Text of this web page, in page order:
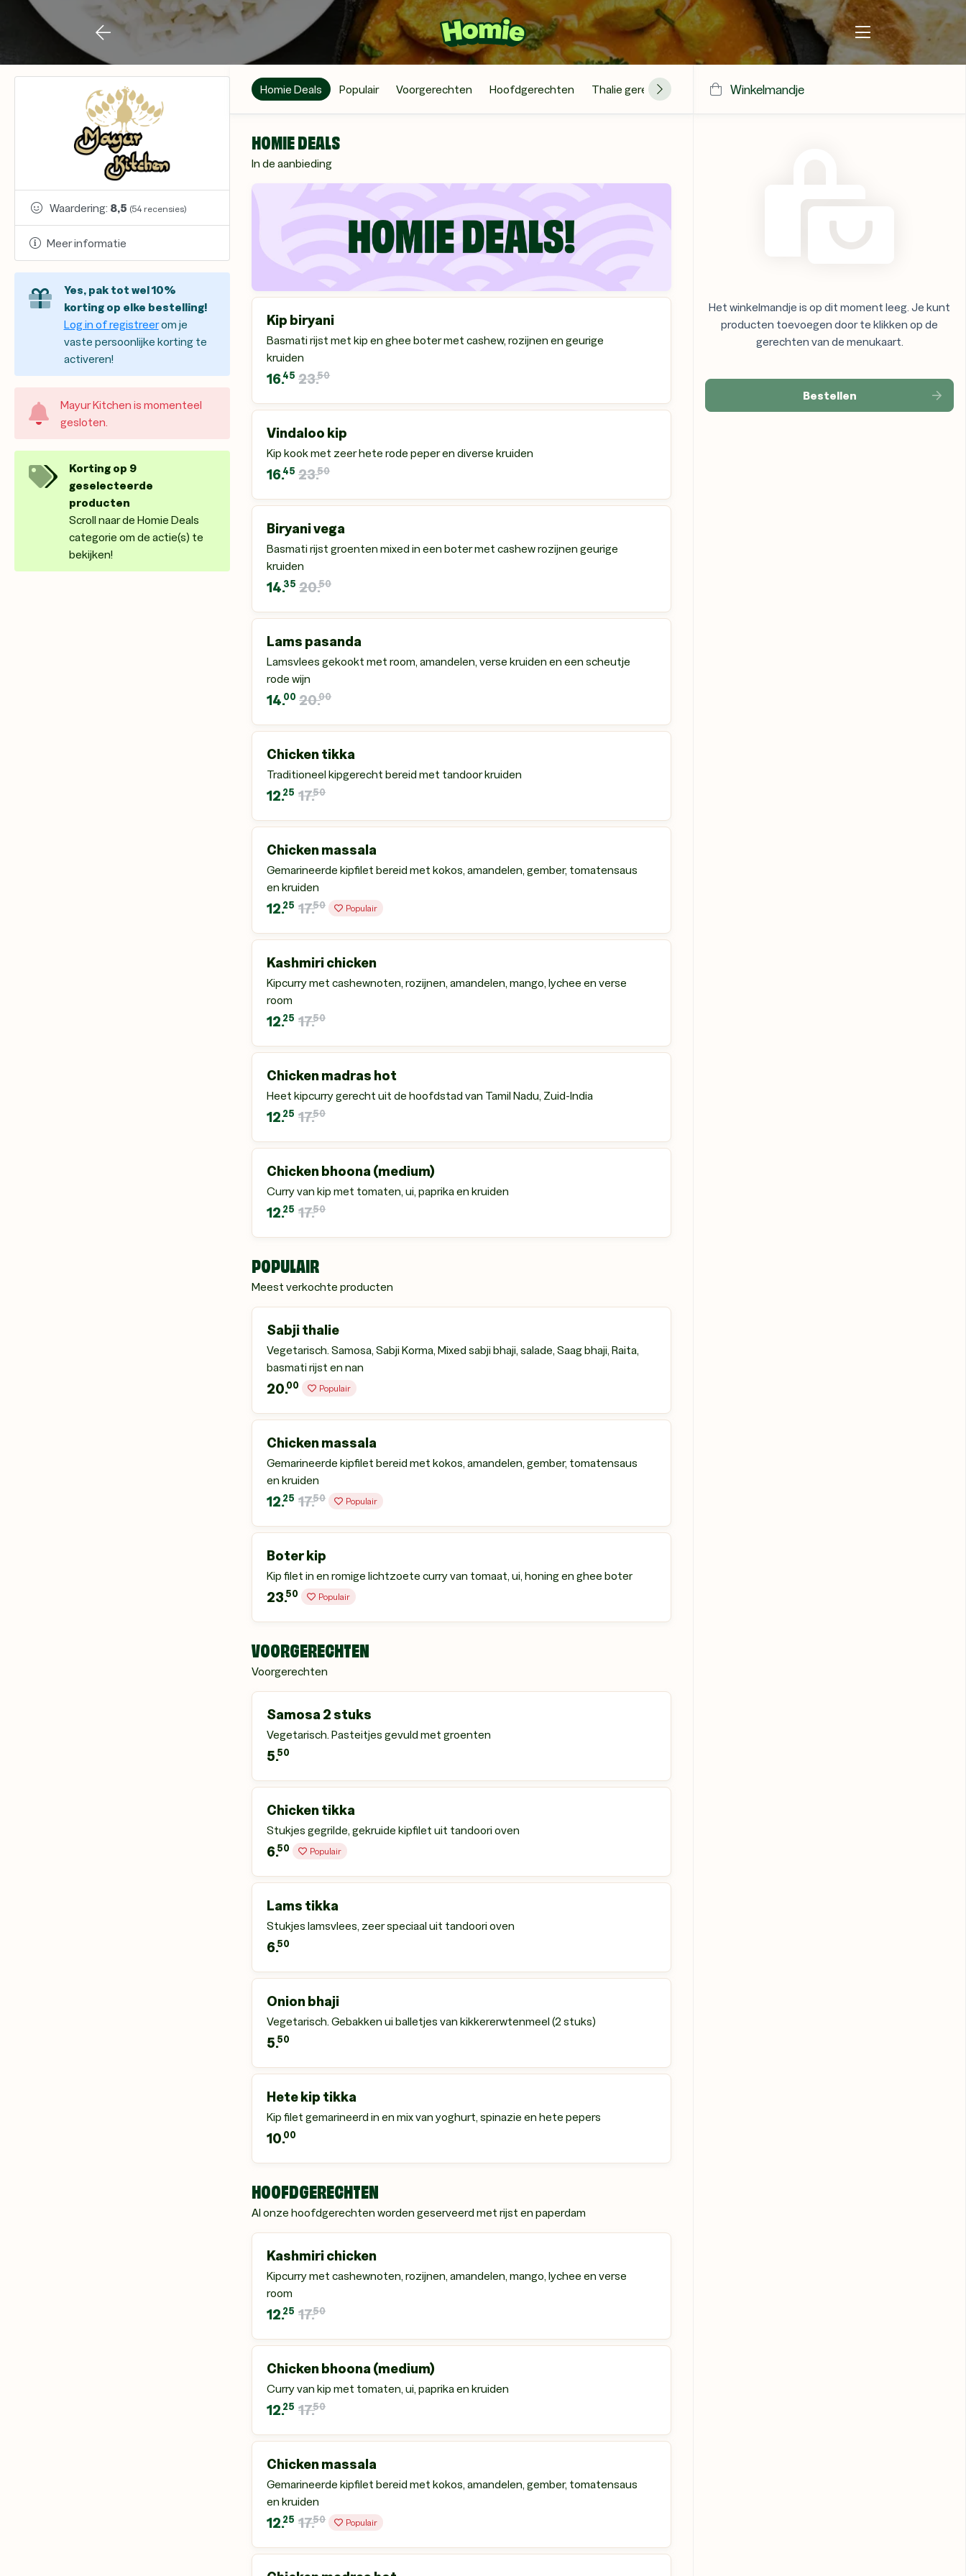
Waardering: 8,5 (54 recensies)
Meer informatie
Yes, pak tot wel 10%
korting op elke bestelling!
Log in of registreerom je
vaste persoonlijke korting te
activeren!
Mayur Kitchenis momenteel
gesloten.
Korting op 9
geselecteerde
producten
Scroll naar de Homie Deals
categorie om de actie(s) te
bekijken!
Homie Deals Populair Voorgerechten Hoofdgerechten Thalie gerechten Specialiteiten Bijgerechten
HOMIE DEALS
In de aanbieding
Kip biryani
Basmati rijst met kip en ghee boter met cashew, rozijnen en geurige
kruiden
16.45 23.50
Vindaloo kip
Kip kook met zeer hete rode peper en diverse kruiden
16.45 23.50
Biryani vega
Basmati rijst groenten mixed in een boter met cashew rozijnen geurige
kruiden
14.35 20.50
Lams pasanda
Lamsvlees gekookt met room, amandelen, verse kruiden en een scheutje
rode wijn
14.00 20.00
Chicken tikka
Traditioneel kipgerecht bereid met tandoor kruiden
12.25 17.50
Chicken massala
Gemarineerde kipfilet bereid met kokos, amandelen, gember, tomatensaus
en kruiden
12.25 17.50 Populair
Kashmiri chicken
Kipcurry met cashewnoten, rozijnen, amandelen, mango, lychee en verse
room
12.25 17.50
Chicken madras hot
Heet kipcurry gerecht uit de hoofdstad van Tamil Nadu, Zuid-India
12.25 17.50
Chicken bhoona (medium)
Curry van kip met tomaten, ui, paprika en kruiden
12.25 17.50
POPULAIR
Meest verkochte producten
Sabji thalie
Vegetarisch. Samosa, Sabji Korma, Mixed sabji bhaji, salade, Saag bhaji, Raita,
basmati rijst en nan
20.00 Populair
Chicken massala
Gemarineerde kipfilet bereid met kokos, amandelen, gember, tomatensaus
en kruiden
12.25 17.50 Populair
Boter kip
Kip filet in en romige lichtzoete curry van tomaat, ui, honing en ghee boter
23.50 Populair
VOORGERECHTEN
Voorgerechten
Samosa 2 stuks
Vegetarisch. Pasteitjes gevuld met groenten
5.50
Chicken tikka
Stukjes gegrilde, gekruide kipfilet uit tandoori oven
6.50 Populair
Lams tikka
Stukjes lamsvlees, zeer speciaal uit tandoori oven
6.50
Onion bhaji
Vegetarisch. Gebakken ui balletjes van kikkererwtenmeel (2 stuks)
5.50
Hete kip tikka
Kip filet gemarineerd in en mix van yoghurt, spinazie en hete pepers
10.00
HOOFDGERECHTEN
Al onze hoofdgerechten worden geserveerd met rijst en paperdam
Kashmiri chicken
Kipcurry met cashewnoten, rozijnen, amandelen, mango, lychee en verse
room
12.25 17.50
Chicken bhoona (medium)
Curry van kip met tomaten, ui, paprika en kruiden
12.25 17.50
Chicken massala
Gemarineerde kipfilet bereid met kokos, amandelen, gember, tomatensaus
en kruiden
12.25 17.50 Populair
Winkelmandje
Het winkelmandje is op dit moment leeg. Je kunt
producten toevoegen door te klikken op de
gerechten van de menukaart.
Bestellen